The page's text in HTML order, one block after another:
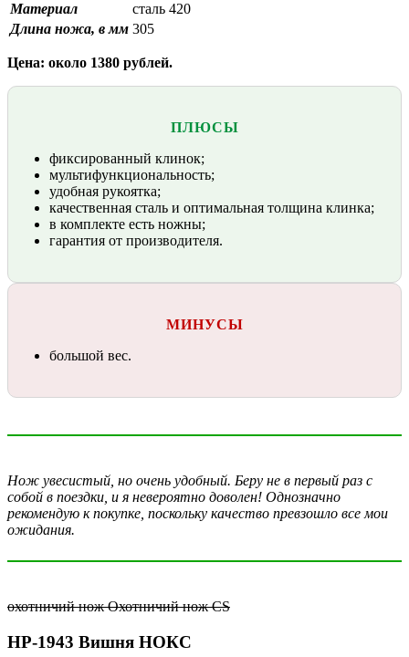
Материал
сталь 420
Длина ножа, в мм 305
Цена: около 1380 рублей.
ПЛЮСЫ
фиксированный клинок;
мультифункциональность;
удобная рукоятка;
качественная сталь и оптимальная толщина клинка;
в комплекте есть ножны;
гарантия от производителя.
МИНУСЫ
большой вес.
Нож увесистый, но очень удобный. Беру не в первый раз с
собой в поездки, и я невероятно доволен! Однозначно
рекомендую к покупке, поскольку качество превзошло все мои
ожидания.
охотничий нож Охотничий нож CS
НР-1943 Вишня НОКС